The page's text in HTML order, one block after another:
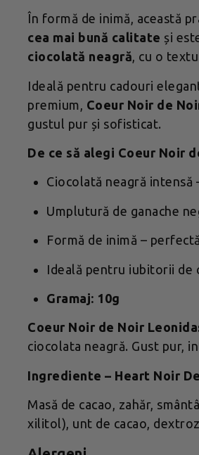
În formă de inimă, această
cea mai bună calitate și
ciocolată neagră, cu o
Ideală pentru cadouri
premium, Coeur Noir de
gustul pur și sofisticat.
De ce să alegi Coeur Noir
Ciocolată neagră
Umplutură de ganache
Formă de inimă –
Ideală pentru iubitorii de
Gramaj: 10g
Coeur Noir de Noir
ciocolata neagră. Gust pur,
Ingrediente – Heart Noir
Masă de cacao, zahăr,
xilitol), unt de cacao,